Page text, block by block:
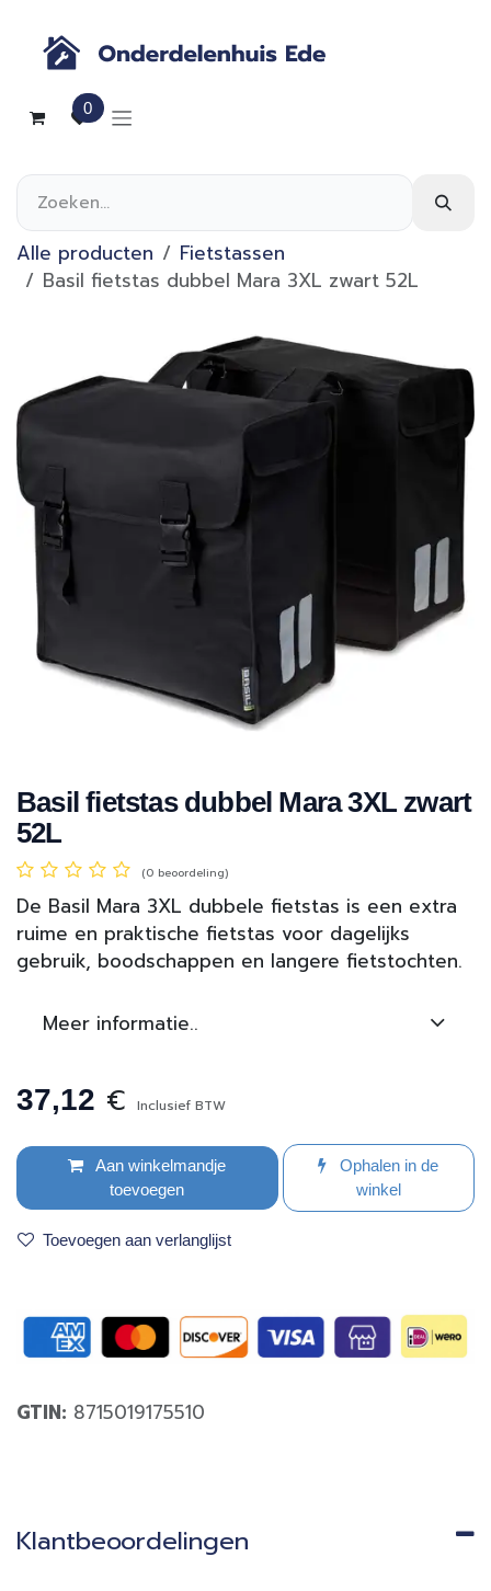
0
Alle producten
Fietstassen
Basil fietstas dubbel Mara 3XL zwart 52L
Basil fietstas dubbel Mara 3XL zwart
52L
(0 beoordeling)
De Basil Mara 3XL dubbele fietstas is een extra
ruime en praktische fietstas voor dagelijks
gebruik, boodschappen en langere fietstochten.
Meer informatie..
37,12 € Inclusief BTW
Aan winkelmandje
toevoegen
Ophalen in de
winkel
Toevoegen aan verlanglijst
GTIN: 8715019175510
Klantbeoordelingen